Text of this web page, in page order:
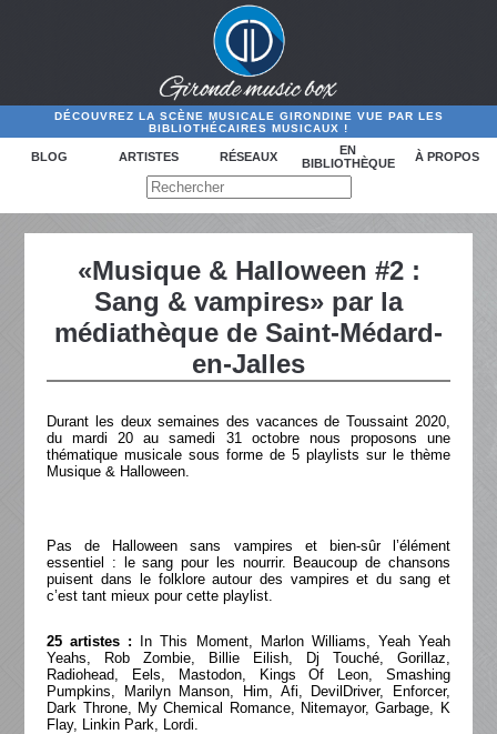
DÉCOUVREZ LA SCÈNE MUSICALE GIRONDINE VUE PAR LES
BIBLIOTHÉCAIRES MUSICAUX !
BLOG ARTISTES RÉSEAUX
EN
BIBLIOTHÈQUE
À PROPOS
«Musique & Halloween #2 :
Sang & vampires» par la
médiathèque de Saint-Médard-
en-Jalles
Durant les deux semaines des vacances de Toussaint 2020,
du mardi 20 au samedi 31 octobre nous proposons une
thématique musicale sous forme de 5 playlists sur le thème
Musique & Halloween.
Pas de Halloween sans vampires et bien-sûr l’élément
essentiel : le sang pour les nourrir. Beaucoup de chansons
puisent dans le folklore autour des vampires et du sang et
c’est tant mieux pour cette playlist.
25 artistes : In This Moment, Marlon Williams, Yeah Yeah
Yeahs, Rob Zombie, Billie Eilish, Dj Touché, Gorillaz,
Radiohead, Eels, Mastodon, Kings Of Leon, Smashing
Pumpkins, Marilyn Manson, Him, Afi, DevilDriver, Enforcer,
Dark Throne, My Chemical Romance, Nitemayor, Garbage, K
Flay, Linkin Park, Lordi.